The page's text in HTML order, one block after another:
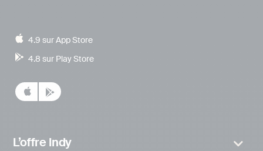
4.9 sur App Store
4.8 sur Play Store
L’offre Indy